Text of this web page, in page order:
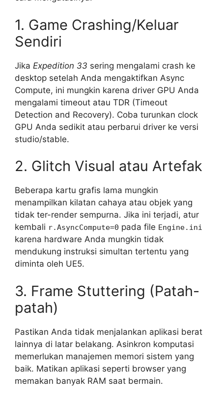
1. Game Crashing/Keluar
Sendiri
Jika Expedition 33 sering mengalami crash ke
desktop setelah Anda mengaktifkan Async
Compute, ini mungkin karena driver GPU Anda
mengalami timeout atau TDR (Timeout
Detection and Recovery). Coba turunkan clock
GPU Anda sedikit atau perbarui driver ke versi
studio/stable.
2. Glitch Visual atau Artefak
Beberapa kartu grafis lama mungkin
menampilkan kilatan cahaya atau objek yang
tidak ter-render sempurna. Jika ini terjadi, atur
kembali r.AsyncCompute=0 pada file Engine.ini
karena hardware Anda mungkin tidak
mendukung instruksi simultan tertentu yang
diminta oleh UE5.
3. Frame Stuttering (Patah-
patah)
Pastikan Anda tidak menjalankan aplikasi berat
lainnya di latar belakang. Asinkron komputasi
memerlukan manajemen memori sistem yang
baik. Matikan aplikasi seperti browser yang
memakan banyak RAM saat bermain.